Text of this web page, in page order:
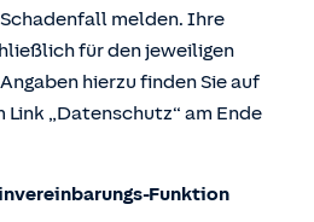
melden. Ihre
für den jeweiligen
hierzu finden Sie auf
Link „Datenschutz“ am Ende
Funktion